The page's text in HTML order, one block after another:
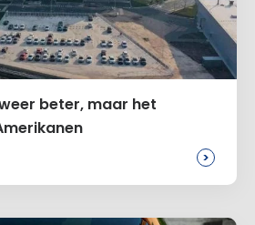
beter, maar het
>